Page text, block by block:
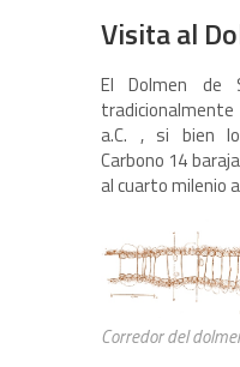
Visita al
El Dolmen de
a.C. , si bien
Carbono 14
al cuarto milenio
Corredor del